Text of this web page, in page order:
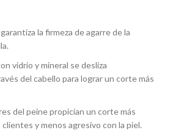
la firmeza de agarre de la
vidrio y mineral se desliza
del cabello para lograr un corte más
del peine propician un corte más
y menos agresivo con la piel.